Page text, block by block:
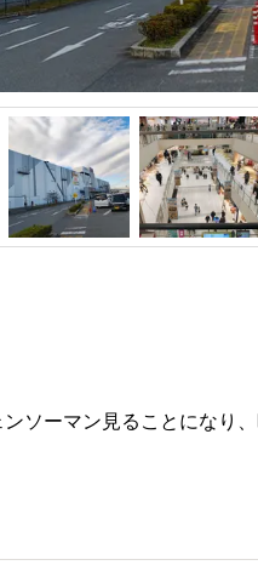
ソーマン見ることになり